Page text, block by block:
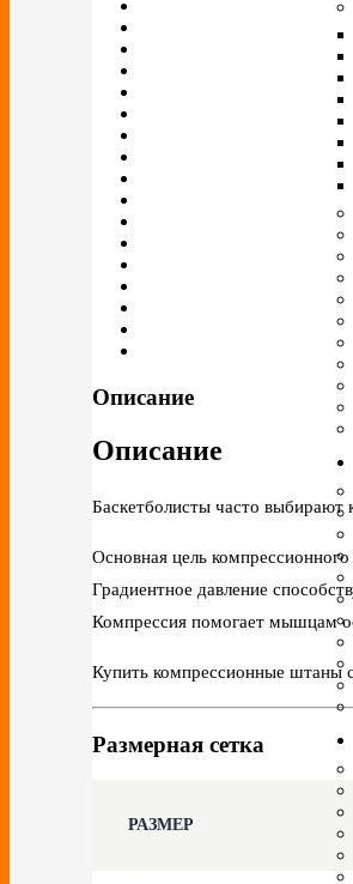
Описание
Описание
Баскетболисты часто
Основная цель
Градиентное давление
Компрессия помогает мышцам
Купить компрессионные штаны
Размерная сетка
РАЗМЕР